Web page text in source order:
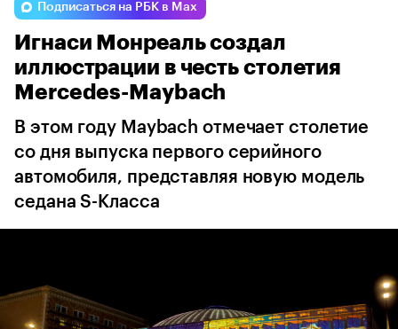
Haval Voyah Geely
Подписаться на РБК в Max
Игнаси Монреаль создал
иллюстрации в честь столетия
Mercedes-Maybach
В этом году Maybach отмечает столетие
со дня выпуска первого серийного
автомобиля, представляя новую модель
седана S-Класса